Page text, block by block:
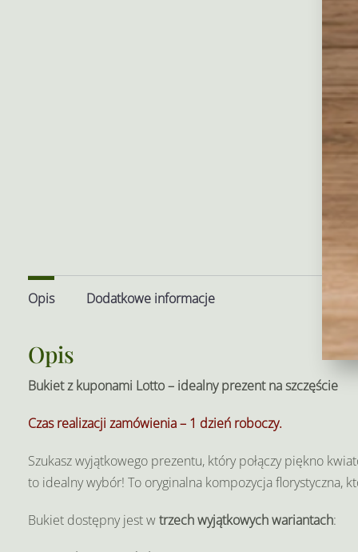
Opis Dodatkowe informacje
Opis
Bukiet z kuponami Lotto – idealny prezent na szczęście
Czas realizacji zamówienia – 1 dzień roboczy.
Szukasz wyjątkowego prezentu, który połączy piękno
to idealny wybór! To oryginalna kompozycja florystyczna,
Bukiet dostępny jest wtrzech wyjątkowych wariantach: